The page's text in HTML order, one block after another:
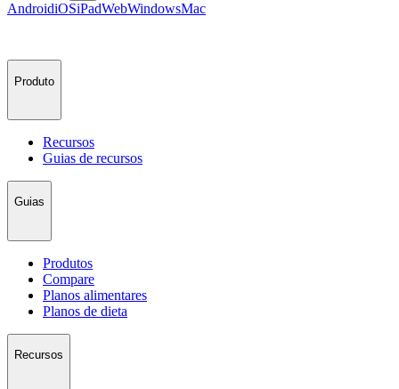
AndroidiOSiPadWebWindowsMac
Produto
Recursos
Guias de recursos
Guias
Produtos
Compare
Planos alimentares
Planos de dieta
Recursos